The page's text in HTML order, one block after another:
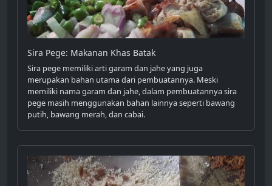
Sira Pege: Makanan Khas Batak
Sira pege memiliki arti garam dan jahe yang juga
merupakan bahan utama dari pembuatannya. Meski
memiliki nama garam dan jahe, dalam pembuatannya sira
pege masih menggunakan bahan lainnya seperti bawang
putih, bawang merah, dan cabai.